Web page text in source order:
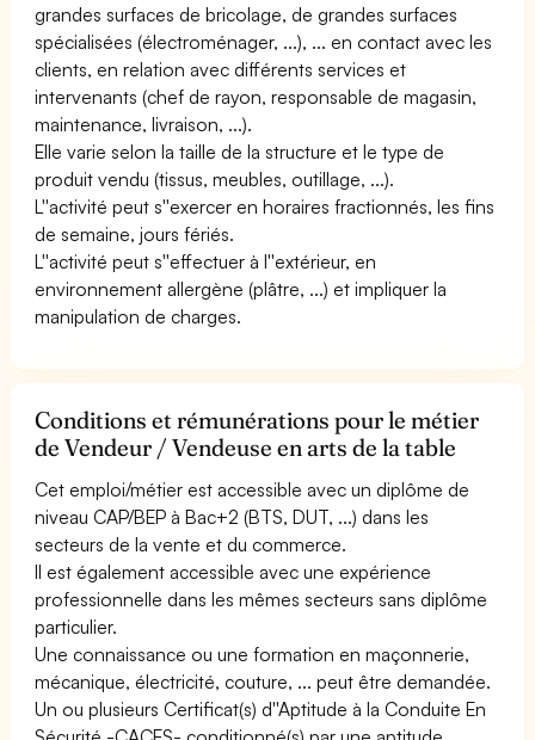
grandes surfaces de bricolage, de grandes surfaces
spécialisées (électroménager, ...), ... en contact avec les
clients, en relation avec différents services et
intervenants (chef de rayon, responsable de magasin,
maintenance, livraison, ...).
Elle varie selon la taille de la structure et le type de
produit vendu (tissus, meubles, outillage, ...).
L''activité peut s''exercer en horaires fractionnés, les fins
de semaine, jours fériés.
L''activité peut s''effectuer à l''extérieur, en
environnement allergène (plâtre, ...) et impliquer la
manipulation de charges.
Conditions et rémunérations pour le métier
de Vendeur / Vendeuse en arts de la table
Cet emploi/métier est accessible avec un diplôme de
niveau CAP/BEP à Bac+2 (BTS, DUT, ...) dans les
secteurs de la vente et du commerce.
Il est également accessible avec une expérience
professionnelle dans les mêmes secteurs sans diplôme
particulier.
Une connaissance ou une formation en maçonnerie,
mécanique, électricité, couture, ... peut être demandée.
Un ou plusieurs Certificat(s) d''Aptitude à la Conduite En